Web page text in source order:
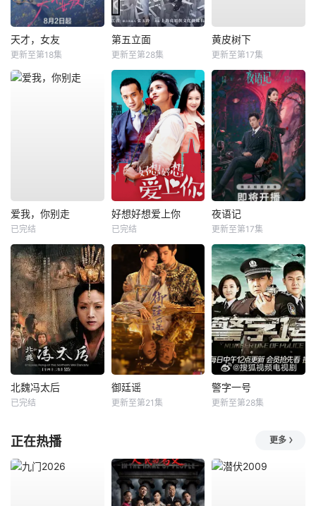
天才，女友
更新至第18集
第五立面
更新至第28集
黄皮树下
更新至第17集
爱我，你别走
已完结
好想好想爱上你
已完结
夜语记
更新至第17集
北魏冯太后
已完结
御廷谣
更新至第21集
警字一号
更新至第28集
正在热播 更多